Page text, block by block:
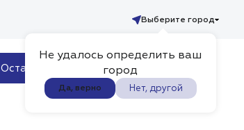
Не удалось определить ваш
город
Да, верно Нет, другой
Выберите город
Оставить заявку 0